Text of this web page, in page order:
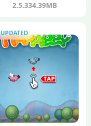
2.5.334.39MB
UPDATED